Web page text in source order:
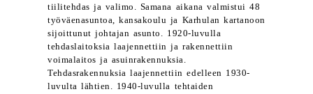
tiilitehdas ja valimo. Samana aikana valmistui 48
työväenasuntoa, kansakoulu ja Karhulan kartanoon
sijoittunut johtajan asunto. 1920-luvulla
tehdaslaitoksia laajennettiin ja rakennettiin
voimalaitos ja asuinrakennuksia.
Tehdasrakennuksia laajennettiin edelleen 1930-
luvulta lähtien. 1940-luvulla tehtaiden